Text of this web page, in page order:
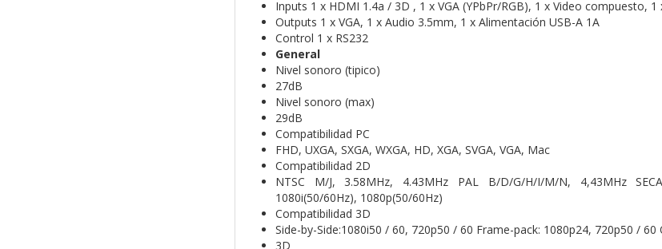
Inputs 1 x HDMI 1.4a / 3D , 1 x VGA (YPbPr/RGB), 1 x Video compuesto, 1
Outputs 1 x VGA, 1 x Audio 3.5mm, 1 x Alimentación USB-A 1A
Control 1 x RS232
General
Nivel sonoro (tipico)
27dB
Nivel sonoro (max)
29dB
Compatibilidad PC
FHD, UXGA, SXGA, WXGA, HD, XGA, SVGA, VGA, Mac
Compatibilidad 2D
NTSC M/J, 3.58MHz, 4.43MHz PAL B/D/G/H/I/M/N, 4,43MHz
1080i(50/60Hz), 1080p(50/60Hz)
Compatibilidad 3D
Side-by-Side:1080i50 / 60, 720p50 / 60 Frame-pack: 1080p24, 720p50 /
3D